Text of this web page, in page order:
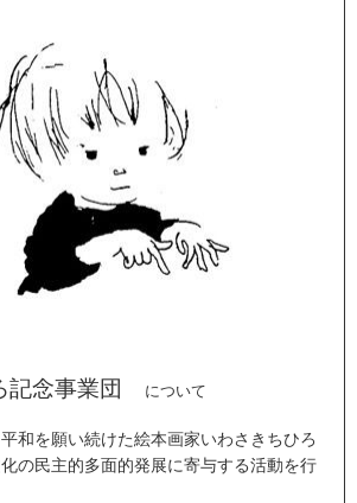
記念事業団 について
和を願い続けた絵本画家いわさきちひろ
の民主的多面的発展に寄与する活動を行